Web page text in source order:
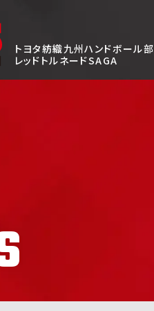
トヨタ紡織九州ハンドボール部
レッドトルネードSAGA